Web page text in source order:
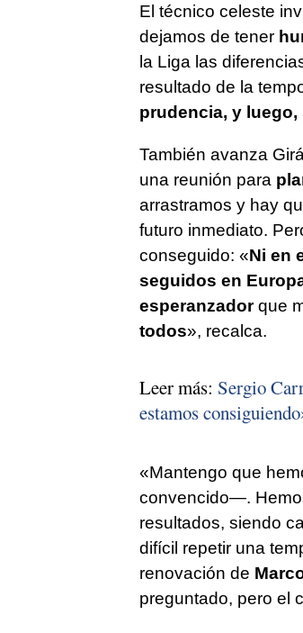
El técnico celeste
dejamos de tener
la Liga las
resultado de la
prudencia, y luego,
También avanza
una reunión para
arrastramos y hay
futuro inmediato.
conseguido: «Ni en
seguidos en
esperanzadorque
todos», recalca.
Leer más: Sergio
estamos
«Mantengo que
convencido—.
resultados, siendo
difícil repetir una
renovación de
preguntado, pero el